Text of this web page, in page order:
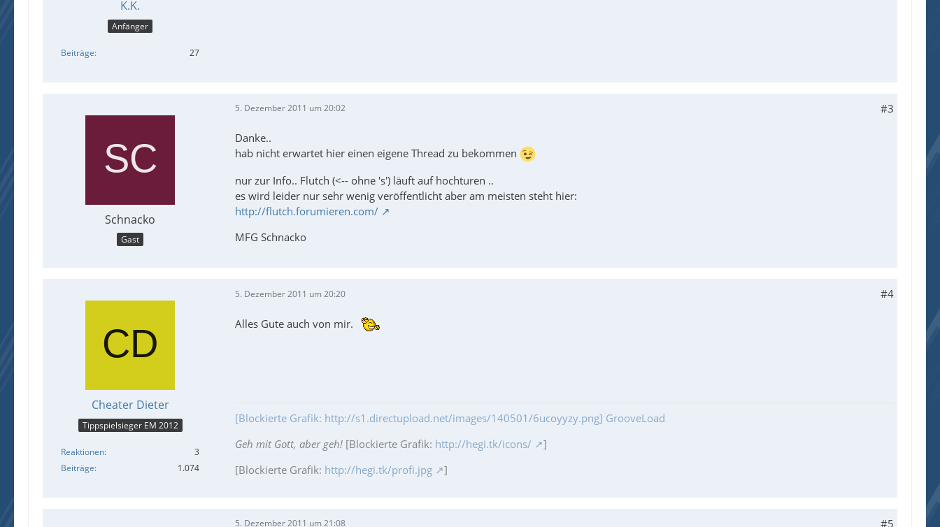
K.K.
Anfänger
Beiträge 27
Schnacko
Gast
5. Dezember 2011 um 20:02 #3
Danke..
hab nicht erwartet hier einen eigene Thread zu bekommen
nur zur Info.. Flutch (<-- ohne 's') läuft auf hochturen ..
es wird leider nur sehr wenig veröffentlicht aber am meisten steht hier:
http://flutch.forumieren.com/
MFG Schnacko
Cheater Dieter
Tippspielsieger EM 2012
Reaktionen
3
Beiträge
1.074
5. Dezember 2011 um 20:20 #4
Alles Gute auch von mir.
[Blockierte Grafik: http://s1.directupload.net/images/140501/6ucoyyzy.png] GrooveLoad
Geh mit Gott, aber geh! [Blockierte Grafik: http://hegi.tk/icons/
]
[Blockierte Grafik: http://hegi.tk/profi.jpg ]
5. Dezember 2011 um 21:08 #5